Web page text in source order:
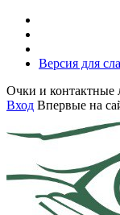
Версия для
Очки и контактные
Вход Впервые на